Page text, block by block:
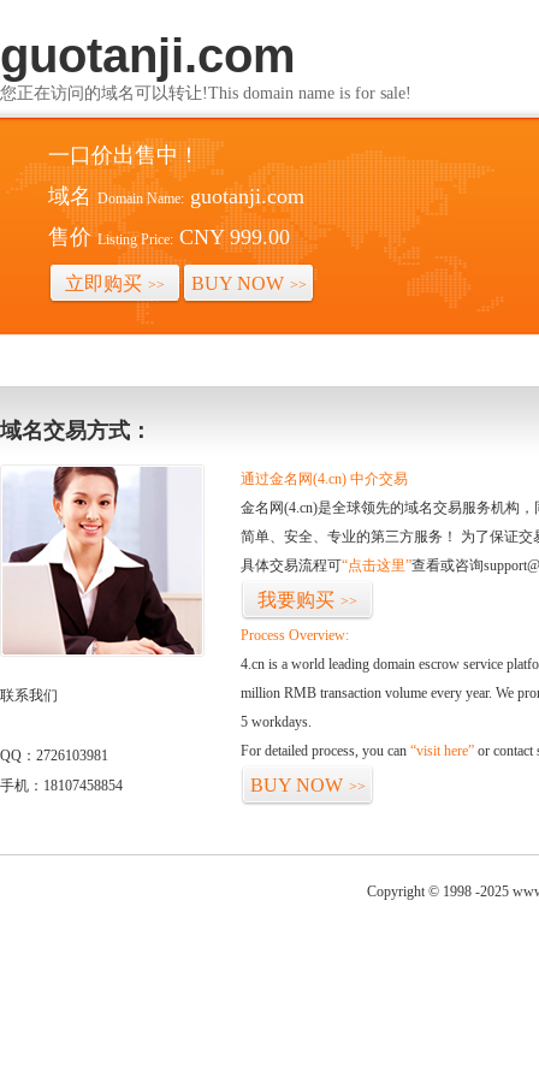
guotanji.com
您正在访问的域名可以转让!This domain name is for sale!
一口价出售中！
域名 Domain Name: guotanji.com
售价 Listing Price: CNY 999.00
立即购买 >> BUY NOW >>
域名交易方式：
联系我们
QQ：2726103981
手机：18107458854
通过金名网(4.cn) 中介交易
金名网(4.cn)是全球领先的域名交易服务机构
简单、安全、专业的第三方服务！ 为了保证
具体交易流程可“点击这里”查看或咨询
我要购买 >>
Process Overview:
4.cn is a world leading domain escrow service
million RMB transaction volume every year. We
5 workdays.
For detailed process, you can “visit here” or contact
BUY NOW >>
Copyright © 1998 -2025